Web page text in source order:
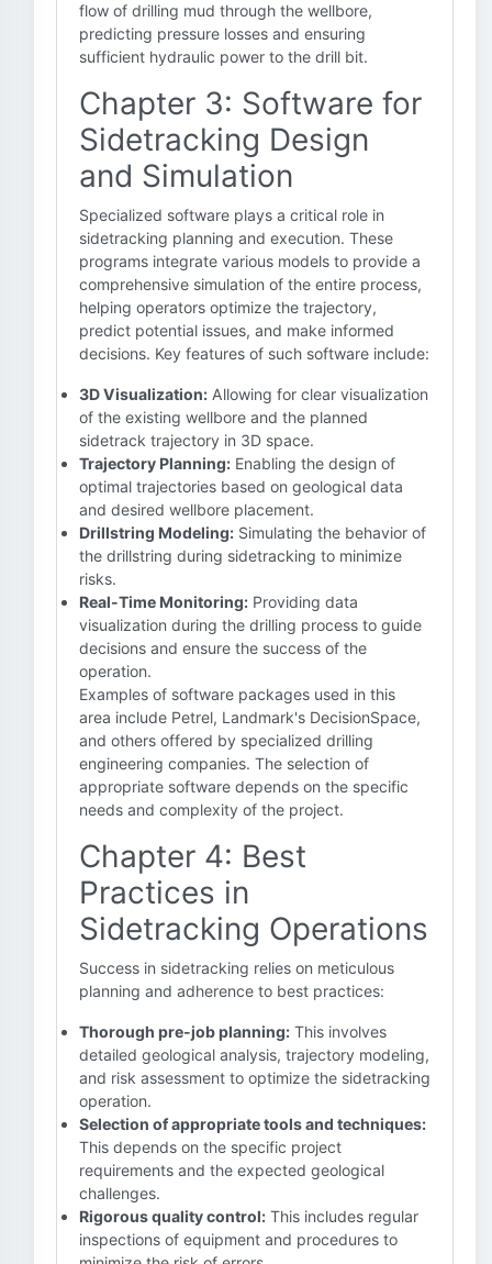
flow of drilling mud through the wellbore,
predicting pressure losses and ensuring
sufficient hydraulic power to the drill bit.
Chapter 3: Software for
Sidetracking Design
and Simulation
Specialized software plays a critical role in
sidetracking planning and execution. These
programs integrate various models to provide a
comprehensive simulation of the entire process,
helping operators optimize the trajectory,
predict potential issues, and make informed
decisions. Key features of such software include:
3D Visualization: Allowing for clear visualization
of the existing wellbore and the planned
sidetrack trajectory in 3D space.
Trajectory Planning: Enabling the design of
optimal trajectories based on geological data
and desired wellbore placement.
Drillstring Modeling: Simulating the behavior of
the drillstring during sidetracking to minimize
risks.
Real-Time Monitoring: Providing data
visualization during the drilling process to guide
decisions and ensure the success of the
operation.
Examples of software packages used in this
area include Petrel, Landmark's DecisionSpace,
and others offered by specialized drilling
engineering companies. The selection of
appropriate software depends on the specific
needs and complexity of the project.
Chapter 4: Best
Practices in
Sidetracking Operations
Success in sidetracking relies on meticulous
planning and adherence to best practices:
Thorough pre-job planning: This involves
detailed geological analysis, trajectory modeling,
and risk assessment to optimize the sidetracking
operation.
Selection of appropriate tools and techniques:
This depends on the specific project
requirements and the expected geological
challenges.
Rigorous quality control: This includes regular
inspections of equipment and procedures to